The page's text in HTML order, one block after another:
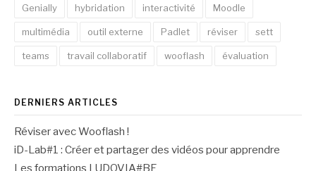
Genially hybridation interactivité Moodle
multimédia outil externe Padlet réviser sett
teams travail collaboratif wooflash évaluation
DERNIERS ARTICLES
Réviser avec Wooflash !
iD-Lab#1 : Créer et partager des vidéos pour apprendre
Les formations LUDOVIA#BE